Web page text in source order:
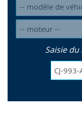
Saisie